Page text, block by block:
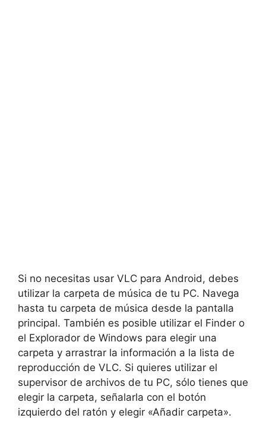
Si no necesitas usar VLC para Android, debes
utilizar la carpeta de música de tu PC. Navega
hasta tu carpeta de música desde la pantalla
principal. También es posible utilizar el Finder o
el Explorador de Windows para elegir una
carpeta y arrastrar la información a la lista de
reproducción de VLC. Si quieres utilizar el
supervisor de archivos de tu PC, sólo tienes que
elegir la carpeta, señalarla con el botón
izquierdo del ratón y elegir «Añadir carpeta».